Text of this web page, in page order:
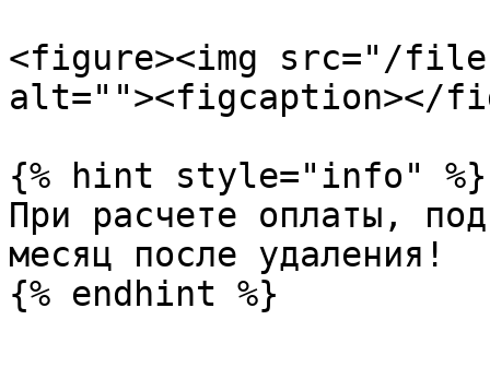
<figure><img src="/files/
alt=""><figcaption></
{% hint style="info" %}
При расчете оплаты,
месяц после удаления!